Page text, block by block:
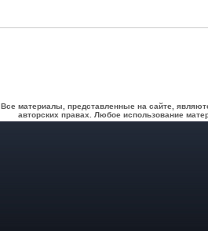
Все материалы, представленные на сайте,
авторских правах. Любое использование